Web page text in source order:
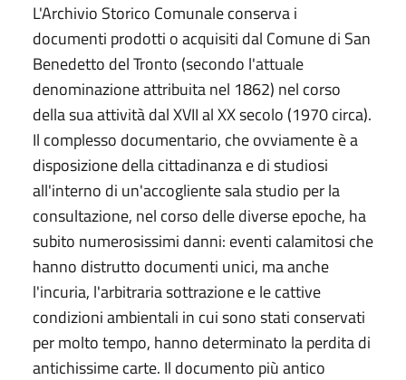
L'Archivio Storico Comunale conserva i
documenti prodotti o acquisiti dal Comune di San
Benedetto del Tronto (secondo l'attuale
denominazione attribuita nel 1862) nel corso
della sua attività dal XVII al XX secolo (1970 circa).
Il complesso documentario, che ovviamente è a
disposizione della cittadinanza e di studiosi
all'interno di un'accogliente sala studio per la
consultazione, nel corso delle diverse epoche, ha
subito numerosissimi danni: eventi calamitosi che
hanno distrutto documenti unici, ma anche
l'incuria, l'arbitraria sottrazione e le cattive
condizioni ambientali in cui sono stati conservati
per molto tempo, hanno determinato la perdita di
antichissime carte. Il documento più antico